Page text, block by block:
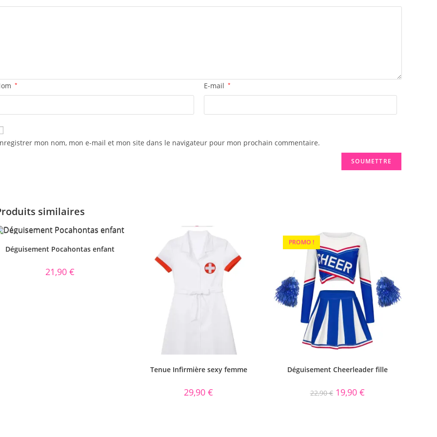
* E-mail *
mon nom, mon e-mail et mon site dans le navigateur pour mon prochain commentaire.
similaires
Déguisement Pocahontas enfant
21,90€
Tenue Infirmière sexy femme
29,90€
PROMO !
Déguisement Cheerleader fille
22,90€ 19,90 €